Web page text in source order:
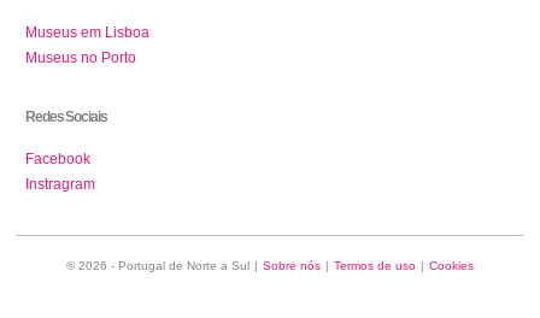
Museus em Lisboa
Museus no Porto
Redes Sociais
Facebook
Instragram
© 2026 - Portugal de Norte a Sul | Sobre nós | Termos de uso | Cookies